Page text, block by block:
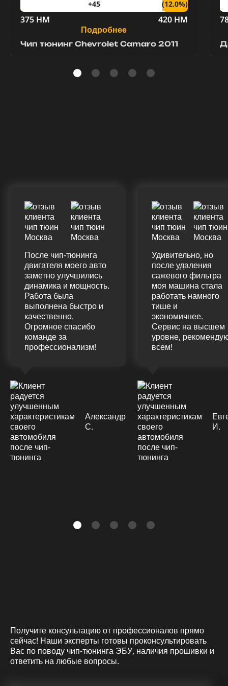
Чип тюнинг Chevrolet Camaro 2011
+45 (12.0%)
375 HM
420 HM
Подробнее
После чип-тюнинга
двигателя моего авто
заметно улучшились
динамика и мощность.
Работа была
выполнена быстро и
качественно.
Огромное спасибо
команде за
профессионализм!
Александр
С.
Удивительно, но
после удаления
сажевого фильтра
моя машина стала
работать намного
тише и
экономичнее.
Сервис на высшем
уровне,
всем!
И.
Получите консультацию от профессионалов прямо
сейчас! Наши эксперты готовы проконсультировать
Вас по поводу чип-тюнинга ЭБУ, наличия прошивки и
ответить на любые вопросы.